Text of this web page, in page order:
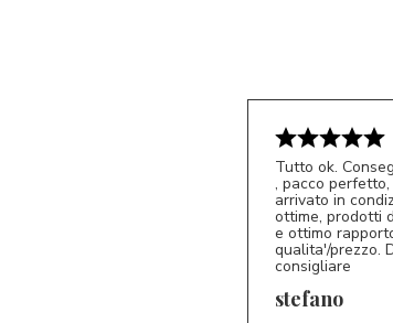
S*
Tutto ok.
, pacco
arrivato in
ottime, prodotti
e ottimo
qualita'/prezzo.
consigliare
stefano